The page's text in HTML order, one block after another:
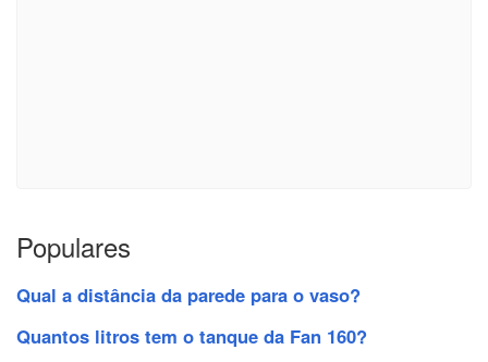
Populares
Qual a distância da parede para o vaso?
Quantos litros tem o tanque da Fan 160?